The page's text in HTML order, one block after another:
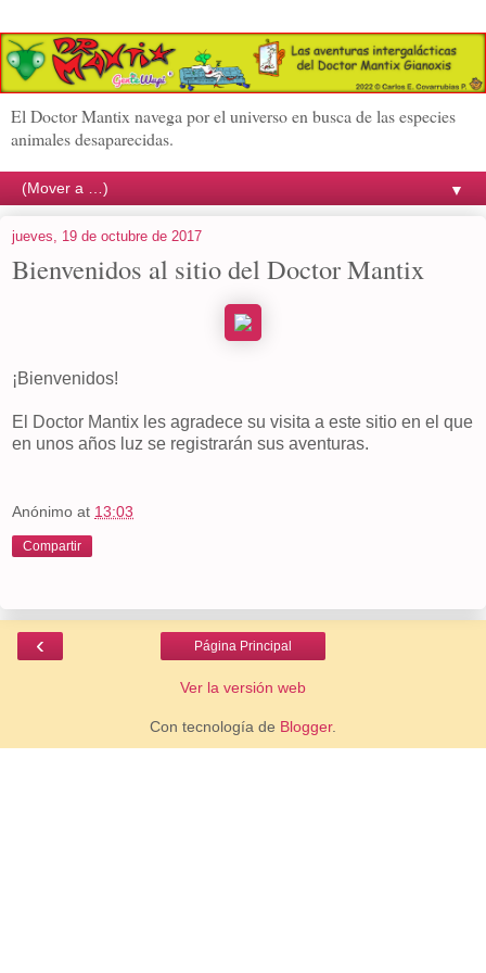
El Doctor Mantix navega por el universo en busca de las especies
animales desaparecidas.
▼
jueves, 19 de octubre de 2017
Bienvenidos al sitio del Doctor Mantix
¡Bienvenidos!
El Doctor Mantix les agradece su visita a este sitio en el que
en unos años luz se registrarán sus aventuras.
Anónimo at 13:03
Compartir
‹ Página Principal
Ver la versión web
Con tecnología de Blogger.